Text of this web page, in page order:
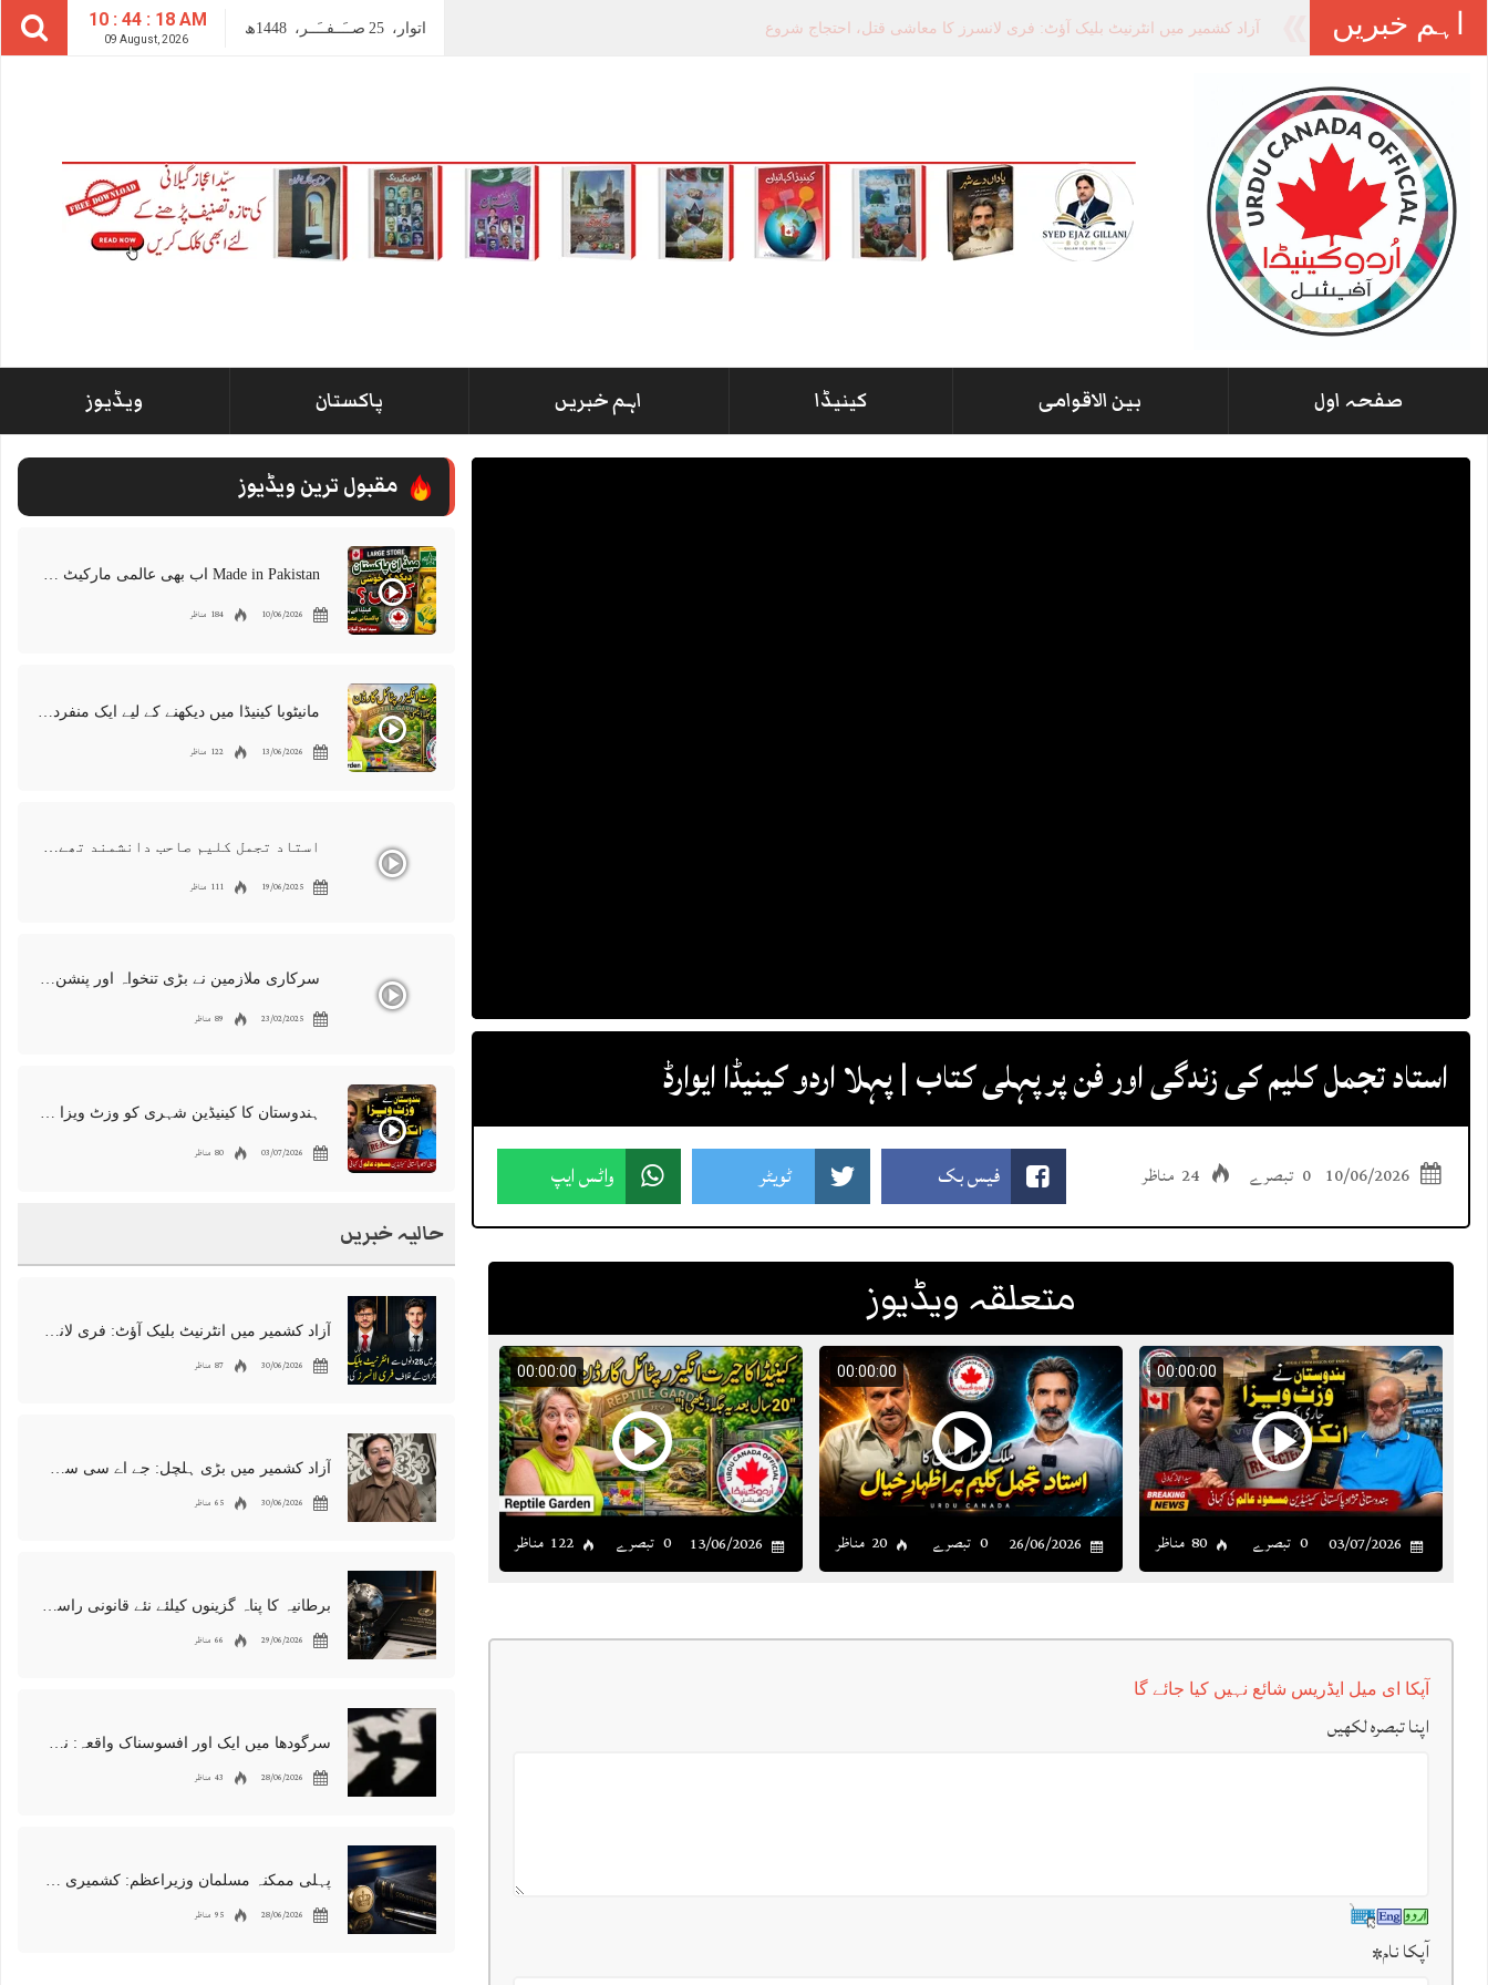
10 : 44 : 18 AM
09 August, 2026
اتوار، 25 صــَــفــَــر، 1448ھ اہم خبریں
صفحہ اول بین الاقوامی کینیڈا اہم خبریں پاکستان ویڈیوز
استاد تجمل کلیم کی زندگی اور فن پر پہلی کتاب | پہلا اردو کینیڈا ایوارڈ
10/06/2026 0 تبصرے 24 مناظر فیس بک ٹویٹر واٹس ایپ
متعلقہ ویڈیوز
00:00:00
03/07/2026 0 تبصرے 80 مناظر
00:00:00
26/06/2026 0 تبصرے 20 مناظر
00:00:00
13/06/2026 0 تبصرے 122 مناظر
آپکا ای میل ایڈریس شائع نہیں کیا جائے گا
اپنا تبصرہ لکھیں
آپکا نام*
مقبول ترین ویڈیوز
Made in Pakistan اب بھی عالمی مارکیٹ میں موجود | پاکستانی برآمدات کو درپیش چیلنجز
10/06/2026 184 مناظر
مانیٹوبا کینیڈا میں دیکھنے کے لیے ایک منفرد جگہ | ویسٹ مین ریپٹائل گارڈن | رینگنے والے جانوروں کی 300 مختلف اقسام
13/06/2026 122 مناظر
19/06/2025 111 مناظر
23/02/2025 89 مناظر
ہندوستان کا کینیڈین شہری کو وزٹ ویزا دینے سے انکار، مسعود عالم کی کہانی
03/07/2026 80 مناظر
حالیہ خبریں
30/06/2026 87 مناظر
30/06/2026 65 مناظر
29/06/2026 66 مناظر
28/06/2026 43 مناظر
28/06/2026 95 مناظر